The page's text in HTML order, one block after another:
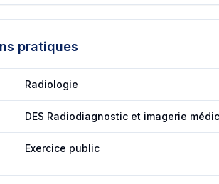
pratiques
Radiologie
DES Radiodiagnostic et imagerie
Exercice public